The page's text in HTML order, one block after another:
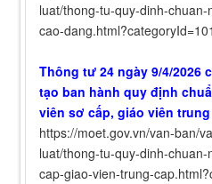
luat/thong-tu-quy-dinh-
cao-
Thông tư 24 ngày 9/4/2026
tạo ban hành quy định
viên sơ cấp, giáo viên
https://moet.gov.vn/van-ban/
luat/thong-tu-quy-dinh-
cap-giao-vien-trung-